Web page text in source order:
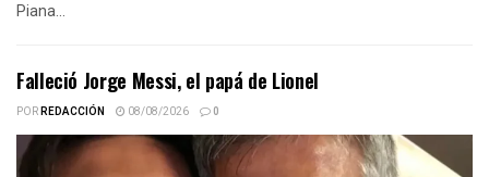
Piana...
Falleció Jorge Messi, el papá de Lionel
PORREDACCIÓN 08/08/2026 0